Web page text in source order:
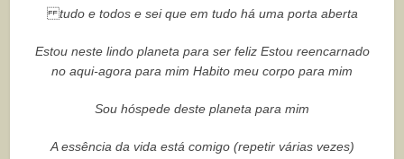
tudo e todos e sei que em tudo há uma porta aberta
Estou neste lindo planeta para ser feliz Estou reencarnado
no aqui-agora para mim Habito meu corpo para mim
Sou hóspede deste planeta para mim
A essência da vida está comigo (repetir várias vezes)